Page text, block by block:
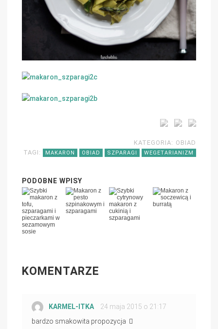
OBIAD
KATEGORIA:
TAGI:
MAKARON OBIAD SZPARAGI WEGETARIANIZM
PODOBNE WPISY
KOMENTARZE
KARMEL-ITKA PISZE:
24 maja 2015 o 21:17
bardzo smakowita propozycja